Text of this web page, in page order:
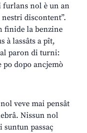
furlans nol è un an
nestri discontent”.
finide la benzine
à lassâts a pît,
paron di turni:
po dopo ancjemò
veve mai pensât
Nissun nol
passaç